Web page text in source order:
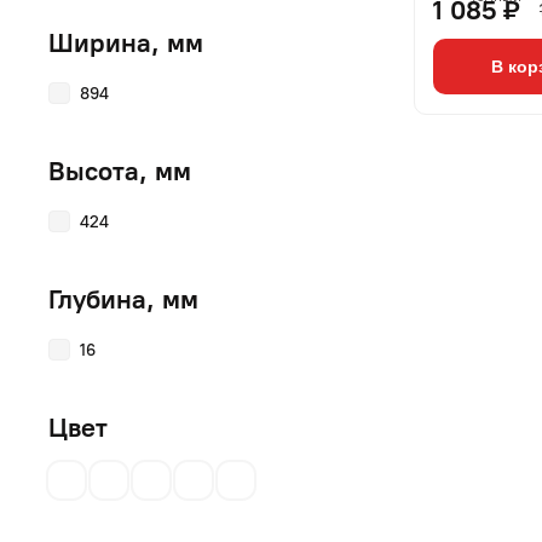
Ширина, мм
894
Высота, мм
424
Глубина, мм
16
Цвет
1 085 ₽
В